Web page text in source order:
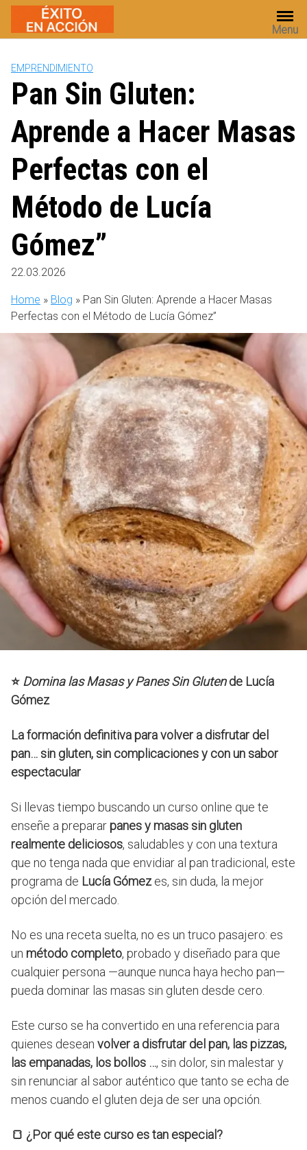
Saltar
contenido
Menu
EMPRENDIMIENTO
Pan Sin Gluten:
Aprende a Hacer Masas
Perfectas con el
Método de Lucía
Gómez”
22.03.2026
Home » Blog » Pan Sin Gluten: Aprende a Hacer Masas
Perfectas con el Método de Lucía Gómez”
⭐ Domina las Masas y Panes Sin Glutende Lucía
Gómez
La formación definitiva para volver a disfrutar del
pan… sin gluten, sin complicaciones y con un sabor
espectacular
Si llevas tiempo buscando un curso online que te
enseñe a prepararpanes y masas sin gluten
realmente deliciosos, saludables y con una textura
que no tenga nada que envidiar al pan tradicional, este
programa de Lucía Gómezes, sin duda, la mejor
opción del mercado.
No es una receta suelta, no es un truco pasajero: es
un método completo, probado y diseñado para que
cualquier persona —aunque nunca haya hecho pan—
pueda dominar las masas sin gluten desde cero.
Este curso se ha convertido en una referencia para
quienes desean volver a disfrutar del pan, las pizzas,
las empanadas, los bollos …, sin dolor, sin malestar y
sin renunciar al sabor auténtico que tanto se echa de
menos cuando el gluten deja de ser una opción.
🍞 ¿Por qué este curso es tan especial?